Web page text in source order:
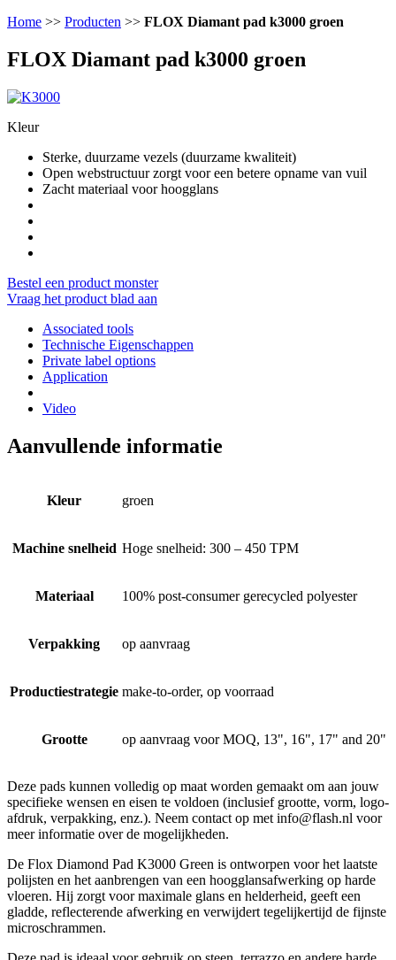
Home >> Producten >> FLOX Diamant pad k3000 groen
FLOX Diamant pad k3000 groen
Kleur
Sterke, duurzame vezels (duurzame kwaliteit)
Open webstructuur zorgt voor een betere opname van vuil
Zacht materiaal voor hoogglans
Bestel een product monster
Vraag het product blad aan
Associated tools
Technische Eigenschappen
Private label options
Application
Video
Aanvullende informatie
Kleur groen
Machine snelheid Hoge snelheid: 300 – 450 TPM
Materiaal 100% post-consumer gerecycled polyester
Verpakking op aanvraag
Productiestrategie make-to-order, op voorraad
Grootte op aanvraag voor MOQ, 13", 16", 17" and 20"
Deze pads kunnen volledig op maat worden gemaakt om aan jouw
specifieke wensen en eisen te voldoen (inclusief grootte, vorm, logo-
afdruk, verpakking, enz.). Neem contact op met info@flash.nl voor
meer informatie over de mogelijkheden.
De Flox Diamond Pad K3000 Green is ontworpen voor het laatste
polijsten en het aanbrengen van een hoogglansafwerking op harde
vloeren. Hij zorgt voor maximale glans en helderheid, geeft een
gladde, reflecterende afwerking en verwijdert tegelijkertijd de fijnste
microschrammen.